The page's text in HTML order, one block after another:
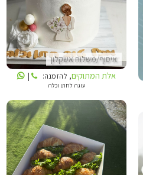
איסוף/משלוח אשקלון
אלת המתוקים, להזמנה: |
עוגה לחתן וכלה